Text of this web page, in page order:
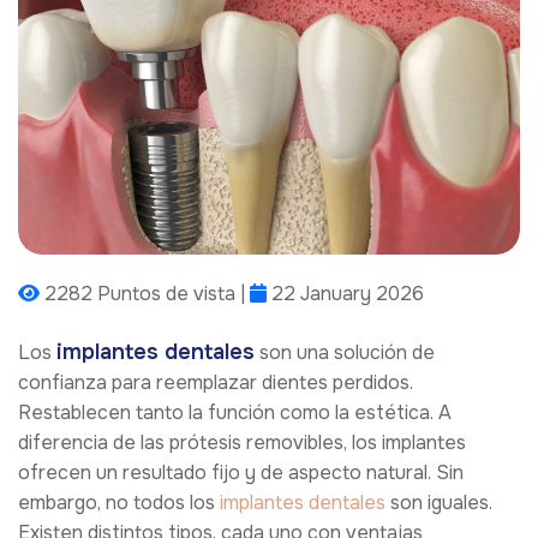
2282 Puntos de vista | 22 January 2026
Los implantes dentales son una solución de
confianza para reemplazar dientes perdidos.
Restablecen tanto la función como la estética. A
diferencia de las prótesis removibles, los implantes
ofrecen un resultado fijo y de aspecto natural. Sin
embargo, no todos los implantes dentales son iguales.
Existen distintos tipos, cada uno con ventajas